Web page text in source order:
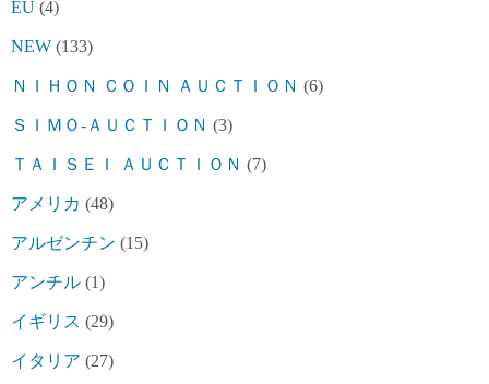
EU (4)
NEW (133)
ＮＩＨＯＮ ＣＯＩＮ ＡＵＣＴＩＯＮ (6)
ＳＩＭＯ-ＡＵＣＴＩＯＮ (3)
ＴＡＩＳＥＩ ＡＵＣＴＩＯＮ (7)
アメリカ (48)
アルゼンチン (15)
アンチル (1)
イギリス (29)
イタリア (27)